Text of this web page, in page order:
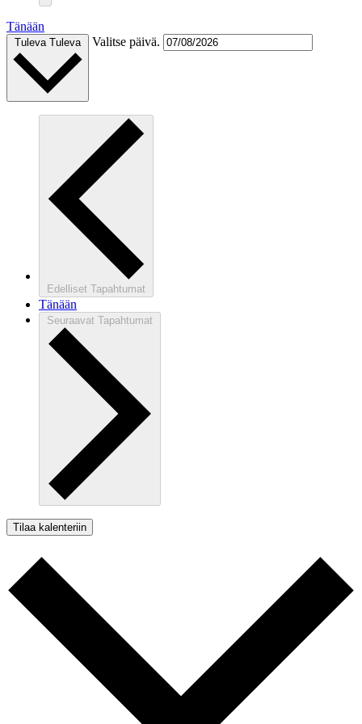
Tänään
Tuleva Tuleva Valitse päivä.
Edelliset Tapahtumat
Tänään
Seuraavat Tapahtumat
Tilaa kalenteriin